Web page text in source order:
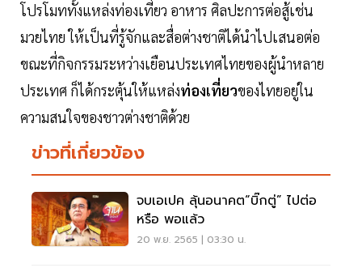
โปรโมททั้งแหล่งท่องเที่ยว อาหาร ศิลปะการต่อสู้เช่น
มวยไทย ให้เป็นที่รู้จักและสื่อต่างชาติได้นำไปเสนอต่อ
ขณะที่กิจกรรมระหว่างเยือนประเทศไทยของผู้นำหลาย
ประเทศ ก็ได้กระตุ้นให้แหล่งท่องเที่ยวของไทยอยู่ใน
ความสนใจของชาวต่างชาติด้วย
ข่าวที่เกี่ยวข้อง
จบเอเปค ลุ้นอนาคต“บิ๊กตู่” ไปต่อ
หรือ พอแล้ว
20 พ.ย. 2565 | 03:30 น.